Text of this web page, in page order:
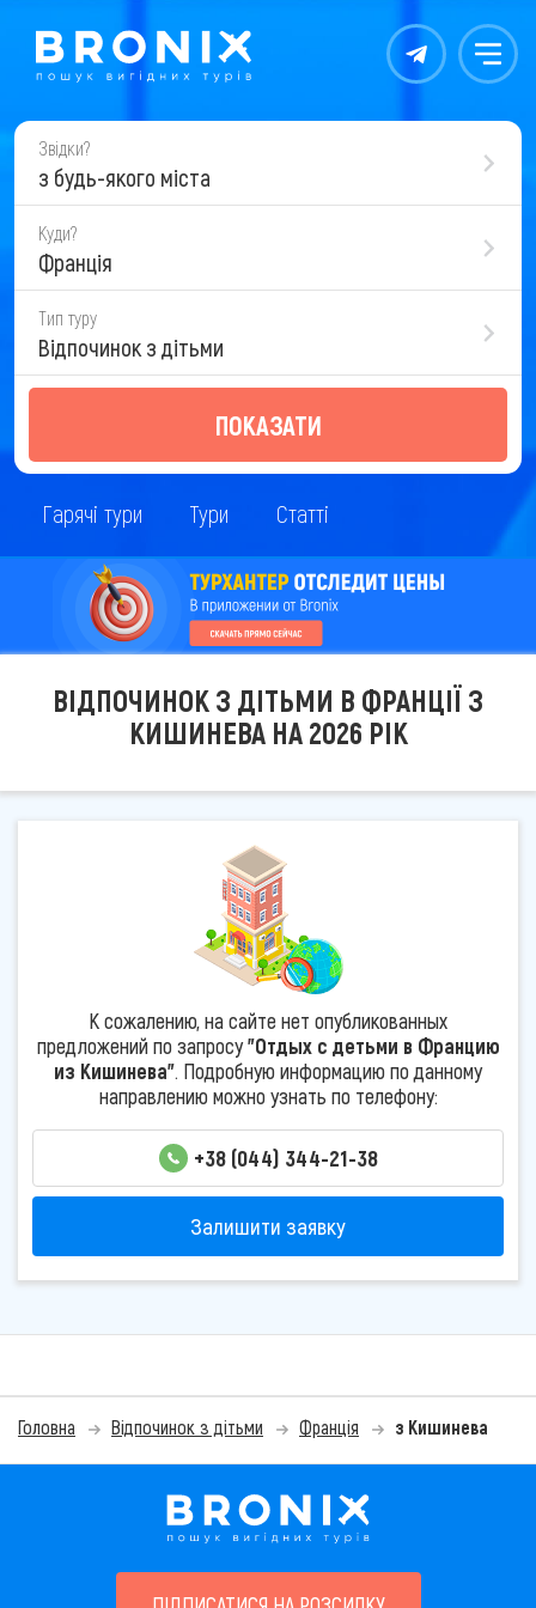
Контакты Меню
Звідки?
з будь-якого міста
Куди?
Франція
Тип туру
Відпочинок з дітьми
ПОКАЗАТИ
Гарячі тури Тури Статті
ВІДПОЧИНОК З ДІТЬМИ В ФРАНЦІЇ З
КИШИНЕВА НА 2026 РІК
К сожалению, на сайте нет опубликованных
предложений по запросу"Отдых с детьми в Францию
из Кишинева". Подробную информацию по данному
направлению можно узнать по телефону:
+38 (044) 344-21-38
Залишити заявку
Головна Відпочинок з дітьми Франція з Кишинева